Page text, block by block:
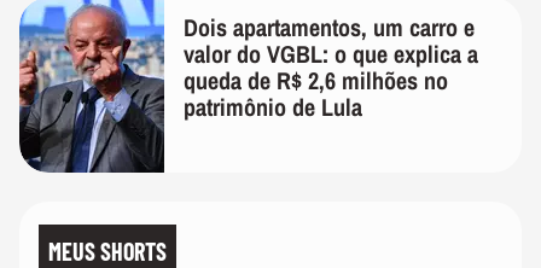
Dois apartamentos, um carro e
valor do VGBL: o que explica a
queda de R$ 2,6 milhões no
patrimônio de Lula
MEUS SHORTS